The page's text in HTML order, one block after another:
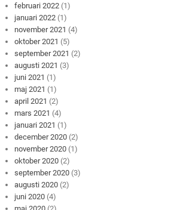
februari 2022 (1)
januari 2022 (1)
november 2021 (4)
oktober 2021 (5)
september 2021 (2)
augusti 2021 (3)
juni 2021 (1)
maj 2021 (1)
april 2021 (2)
mars 2021 (4)
januari 2021 (1)
december 2020 (2)
november 2020 (1)
oktober 2020 (2)
september 2020 (3)
augusti 2020 (2)
juni 2020 (4)